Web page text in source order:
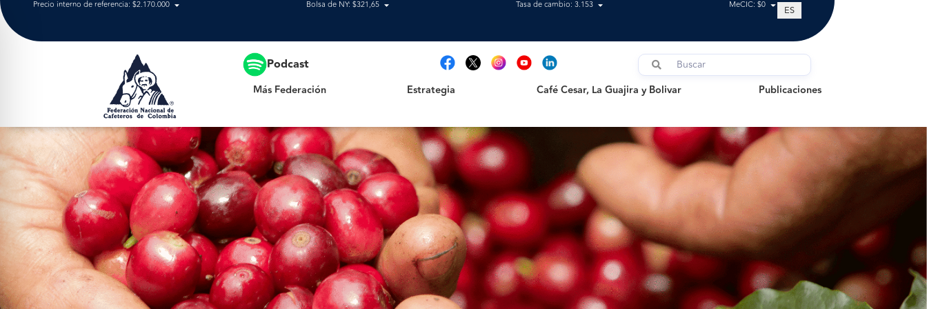
Precio interno de referencia: $2.170.000 Bolsa de NY: $321,65 Tasa de cambio: 3.153 MeCIC: $0 ES
Podcast
Más Federación Estrategia Café Cesar, La Guajira y Bolivar Publicaciones
Publicaciones